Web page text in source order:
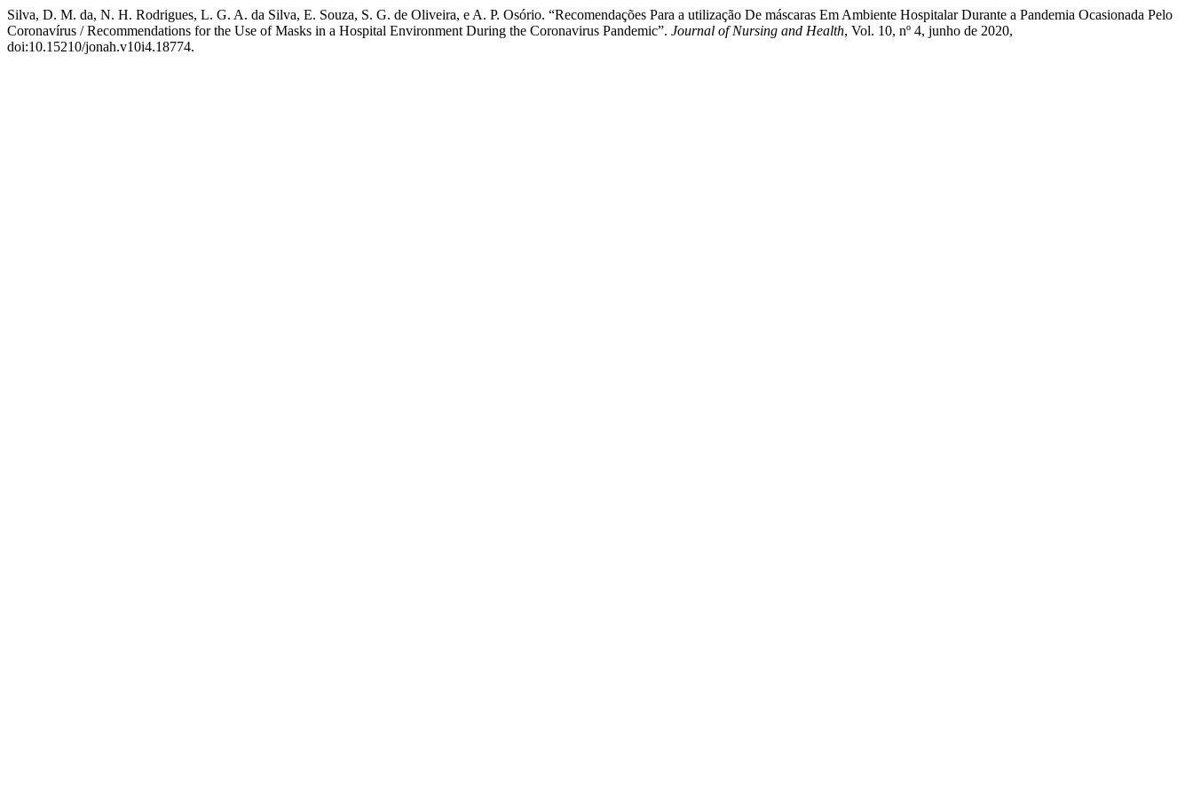
Silva, D. M. da, N. H. Rodrigues, L. G. A. da Silva, E. Souza, S. G. de Oliveira, e A. P. Osório. “Recomendações Para a utilização De máscaras Em Ambiente Hospitalar Durante a Pandemia Ocasionada Pelo
Coronavírus / Recommendations for the Use of Masks in a Hospital Environment During the Coronavirus Pandemic”. Journal of Nursing and Health, Vol. 10, nº 4, junho de 2020,
doi:10.15210/jonah.v10i4.18774.